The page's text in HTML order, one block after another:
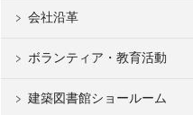
会社沿革
ボランティア・教育活動
建築図書館ショールーム